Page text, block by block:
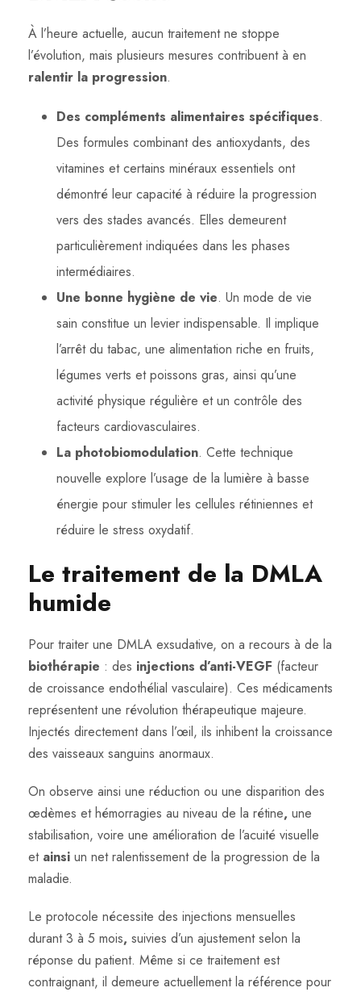
À l’heure actuelle, aucun traitement ne stoppe
l’évolution, mais plusieurs mesures contribuent à en
ralentir la progression.
Des compléments alimentaires spécifiques.
Des formules combinant des antioxydants, des
vitamines et certains minéraux essentiels ont
démontré leur capacité à réduire la progression
vers des stades avancés. Elles demeurent
particulièrement indiquées dans les phases
intermédiaires.
Une bonne hygiène de vie. Un mode de vie
sain constitue un levier indispensable. Il implique
l’arrêt du tabac, une alimentation riche en fruits,
légumes verts et poissons gras, ainsi qu’une
activité physique régulière et un contrôle des
facteurs cardiovasculaires.
La photobiomodulation. Cette technique
nouvelle explore l’usage de la lumière à basse
énergie pour stimuler les cellules rétiniennes et
réduire le stress oxydatif.
Le traitement de la DMLA
humide
Pour traiter une DMLA exsudative, on a recours à de la
biothérapie : des injections d’anti-VEGF (facteur
de croissance endothélial vasculaire). Ces médicaments
représentent une révolution thérapeutique majeure.
Injectés directement dans l’œil, ils inhibent la croissance
des vaisseaux sanguins anormaux.
On observe ainsi une réduction ou une disparition des
œdèmes et hémorragies au niveau de la rétine, une
stabilisation, voire une amélioration de l’acuité visuelle
et ainsi un net ralentissement de la progression de la
maladie.
Le protocole nécessite des injections mensuelles
durant 3 à 5 mois, suivies d’un ajustement selon la
réponse du patient. Même si ce traitement est
contraignant, il demeure actuellement la référence pour